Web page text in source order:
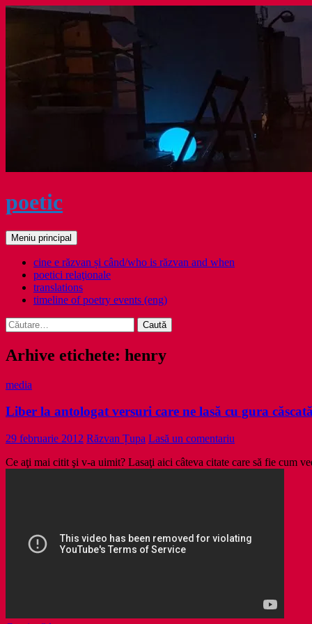
Sari
poetic
Caută
Meniu principal
cine e răzvan și când/who is răzvan and when
poetici relaţionale
translations
timeline of poetry events (eng)
Caută
după:
Arhive etichete: henry
media
Liber la antologat versuri care ne lasă cu gura
29 februarie 2012 Răzvan Țupa Lasă un comentariu
Ce aţi mai citit şi v-a uimit? Lasaţi aici câteva citate care să fie cum